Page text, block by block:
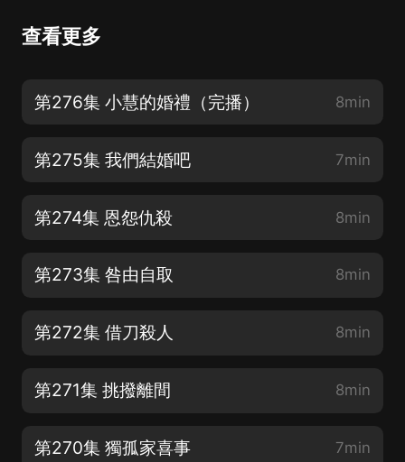
查看更多
第276集 小慧的婚禮（完播） 8min
第275集 我們結婚吧 7min
第274集 恩怨仇殺 8min
第273集 咎由自取 8min
第272集 借刀殺人 8min
第271集 挑撥離間 8min
第270集 獨孤家喜事 7min